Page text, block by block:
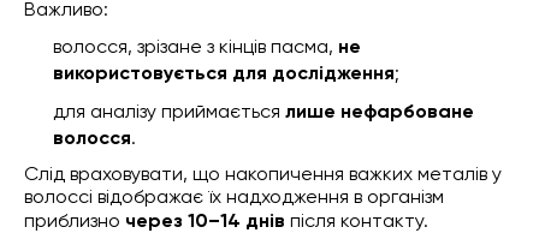
Важливо:
волосся, зрізане з кінців пасма, не
використовується для дослідження;
для аналізу приймається лише нефарбоване
волосся.
Слід враховувати, що накопичення важких металів у
волоссі відображає їх надходження в організм
приблизно через 10–14 днів після контакту.